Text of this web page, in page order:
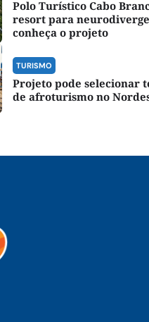
Polo Turístico Cabo
resort para
conheça o projeto
TURISMO
Projeto pode selecionar
de afroturismo no